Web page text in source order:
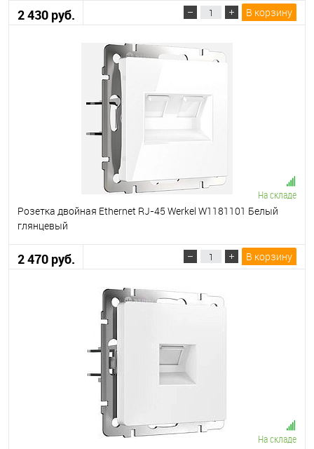
2 430 руб. В корзину
На складе
Розетка двойная Ethernet RJ-45 Werkel W1181101 Белый
глянцевый
2 470 руб. В корзину
На складе